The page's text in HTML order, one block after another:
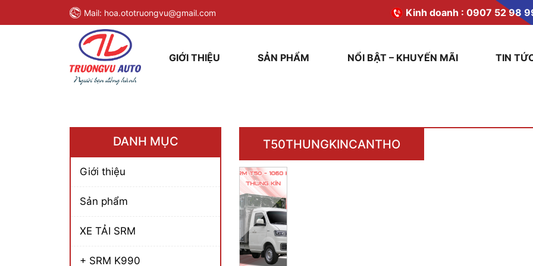
Mail: hoa.ototruongvu@gmail.com Kinh doanh : 0907 52 98
GIỚI THIỆU SẢN PHẨM NỔI BẬT – KHUYẾN MÃI TIN
DANH MỤC
Giới thiệu
Sản phẩm
XE TẢI SRM
+ SRM K990
T50THUNGKINCANTHO